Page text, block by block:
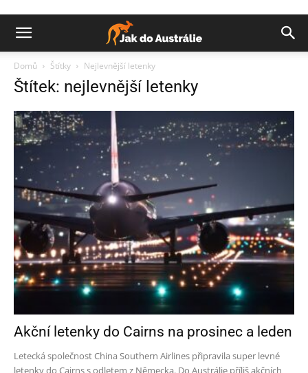
Domů Štítky Nejlevnější letenky
Štítek: nejlevnější letenky
Akční letenky do Cairns na prosinec a leden
Letecká společnost China Southern Airlines připravila super levné
letenky do Cairns s odletem z Německa. Do Austrálie příliš akčních